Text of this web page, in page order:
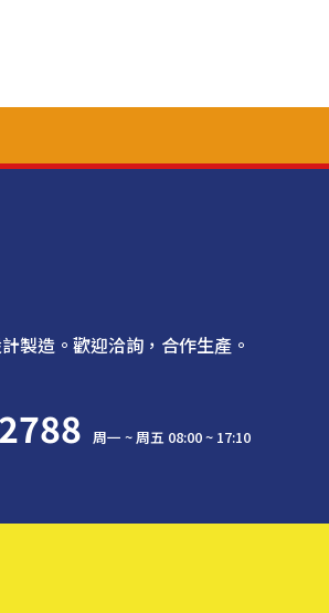
製造。歡迎洽詢，合作生產。
周一 ~ 周五 08:00 ~ 17:10